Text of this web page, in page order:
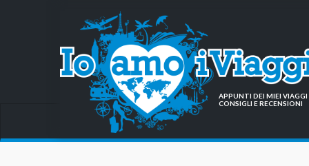
APPUNTI DEI MIEI
CONSIGLI E RECENSIONI